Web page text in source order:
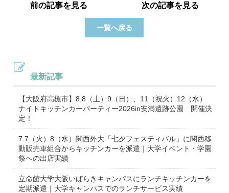
前の記事を見る
一覧へ戻る
次の記事を見る
最新記事
【大阪府高槻市】8.8（土）9（日）、11（祝火）12（水）
ナイトキッチンカーパーティー2026in安満遺跡公園 開催決
定！
7.7（火）8（水）関西外大「七夕フェスティバル」に関西移
動販売車組合からキッチンカーを派遣｜大学イベント・学園
祭への出店実績
立命館大学大阪いばらきキャンパスにランチキッチンカーを
定期派遣｜大学キャンパスでのランチサービス実績